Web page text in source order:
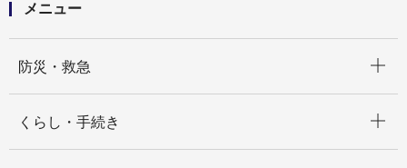
メニュー
防災・救急
くらし・手続き